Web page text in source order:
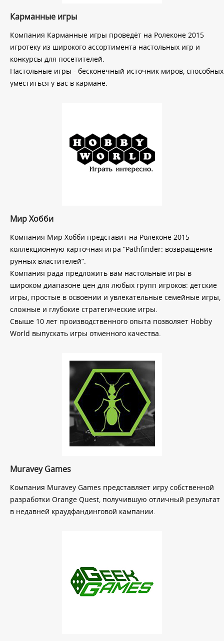
Карманные игры
Компания Карманные игры проведёт на Ролеконе 2015
игротеку из широкого ассортимента настольных игр и
конкурсы для посетителей.
Настольные игры - бесконечный источник миров, способных
уместиться у вас в кармане.
Мир Хобби
Компания Мир Хобби представит на Ролеконе 2015
коллекционную карточная игра “Pathfinder: возвращение
рунных властителей”.
Компания рада предложить вам настольные игры в
широком диапазоне цен для любых групп игроков: детские
игры, простые в освоении и увлекательные семейные игры,
сложные и глубокие стратегические игры.
Свыше 10 лет производственного опыта позволяет Hobby
World выпускать игры отменного качества.
Muravey Games
Компания Muravey Games представляет игру собственной
разработки Orange Quest, получившую отличный результат
в недавней краудфандинговой кампании.